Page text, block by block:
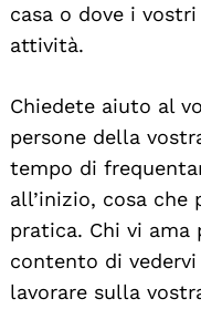
casa o dove i
attività.
Chiedete aiuto al
persone della
tempo di
all’inizio, cosa
pratica. Chi vi ama
contento di
lavorare sulla